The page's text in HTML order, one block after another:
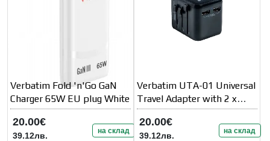
Verbatim Fold 'n'Go GaN
Charger 65W EU plug White
20.00€
39.12лв. на склад
Verbatim UTA-01 Universal
Travel Adapter with 2 x
USB-A ports
20.00€
39.12лв. на склад